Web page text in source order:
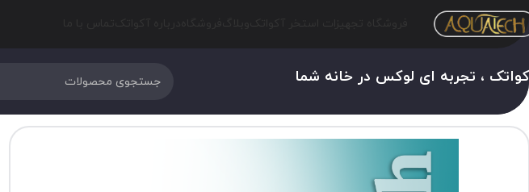
، تجربه ای لوکس در خانه شما